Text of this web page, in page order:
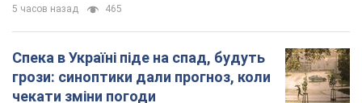
5 часов назад 465
Спека в Україні піде на спад, будуть
грози: синоптики дали прогноз, коли
чекати зміни погоди